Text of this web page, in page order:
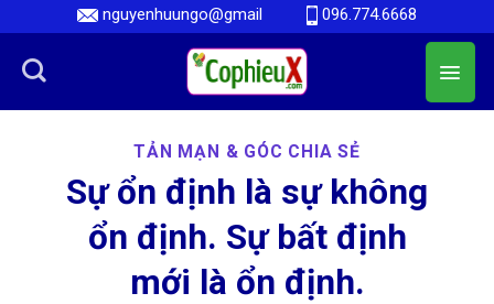
nguyenhuungo@gmail 096.774.6668
TẢN MẠN & GÓC CHIA SẺ
Sự ổn định là sự không
ổn định. Sự bất định
mới là ổn định.